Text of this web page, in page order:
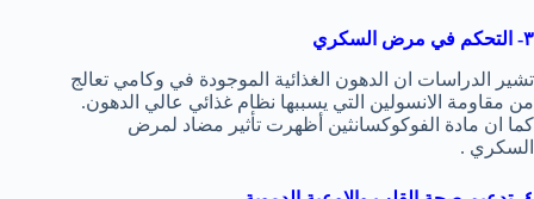
٣- التحكم في مرض السكري
تشير الدراسات ان الدهون الغذائية الموجودة في وكامي تعالج
من مقاومة الانسولين التي يسببها نظام غذائي عالي الدهون.
كما ان مادة الفوكوكسانثين أظهرت تأثير مضاد لمرض
السكري .